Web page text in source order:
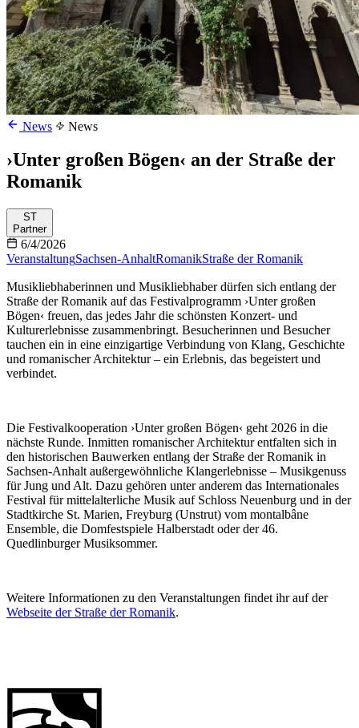
News News
›Unter großen Bögen‹ an der Straße der
Romanik
ST
Partner
6/4/2026
VeranstaltungSachsen-AnhaltRomanikStraße der Romanik
Musikliebhaberinnen und Musikliebhaber dürfen sich entlang der
Straße der Romanik auf das Festivalprogramm ›Unter großen
Bögen‹ freuen, das jedes Jahr die schönsten Konzert- und
Kulturerlebnisse zusammenbringt. Besucherinnen und Besucher
tauchen ein in eine einzigartige Verbindung von Klang, Geschichte
und romanischer Architektur – ein Erlebnis, das begeistert und
verbindet.
Die Festivalkooperation ›Unter großen Bögen‹ geht 2026 in die
nächste Runde. Inmitten romanischer Architektur entfalten sich in
den historischen Bauwerken entlang der Straße der Romanik in
Sachsen-Anhalt außergewöhnliche Klangerlebnisse – Musikgenuss
für Jung und Alt. Dazu gehören unter anderem das Internationales
Festival für mittelalterliche Musik auf Schloss Neuenburg und in der
Stadtkirche St. Marien, Freyburg (Unstrut) vom montalbâne
Ensemble, die Domfestspiele Halberstadt oder der 46.
Quedlinburger Musiksommer.
Weitere Informationen zu den Veranstaltungen findet ihr auf der
Webseite der Straße der Romanik.